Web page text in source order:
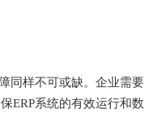
同样不可或缺。企业需要
ERP系统的有效运行和数